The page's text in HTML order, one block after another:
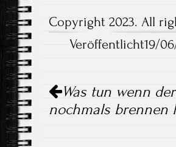
Copyright 2023. All
Veröffentlicht19/
Navigation
Was tun wenn
nochmals brennen